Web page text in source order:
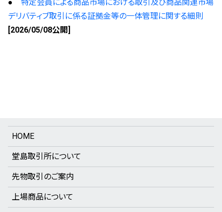
● 特定会員による商品市場における取引及び商品関連市場
デリバティブ取引に係る証拠金等の一体管理に関する細則
[2026/05/08公開]
HOME
堂島取引所について
先物取引のご案内
上場商品について